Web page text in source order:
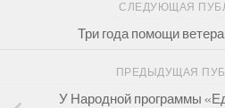
СЛЕДУЮЩАЯ
Три года помощи
ПРЕДЫДУЩАЯ
У Народной программы